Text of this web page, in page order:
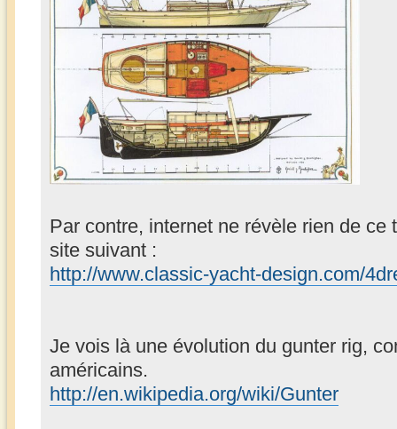
Par contre, internet ne révèle rien de
site suivant :
http://www.classic-yacht-design.com/
Je vois là une évolution du gunter rig,
américains.
http://en.wikipedia.org/wiki/Gunter